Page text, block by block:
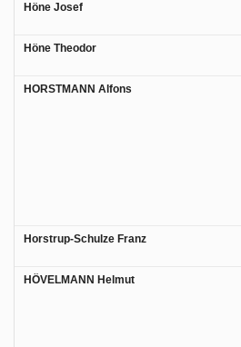
Höne Josef
Höne Theodor
HORSTMANN Alfons
Horstrup-Schulze Franz
HÖVELMANN Helmut